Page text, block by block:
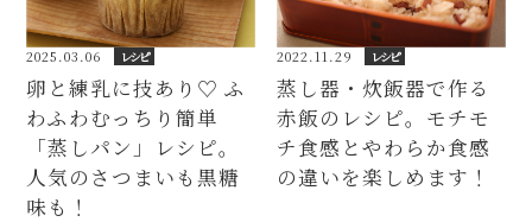
2025.03.06 レシピ
卵と練乳に技あり♡ ふ
わふわむっちり簡単
「蒸しパン」レシピ。
人気のさつまいも黒糖
味も！
2022.11.29 レシピ
蒸し器・炊飯器で作る
赤飯のレシピ。モチモ
チ食感とやわらか食感
の違いを楽しめます！